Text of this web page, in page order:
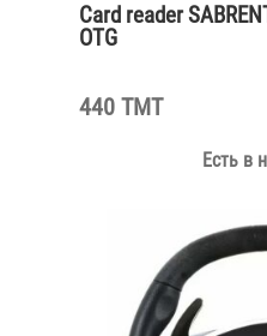
Card reader
OTG
440 TMT
Есть в